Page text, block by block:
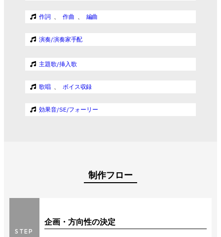
作詞 作曲 編曲
演奏/演奏家手配
主題歌/挿入歌
歌唱 ボイス収録
効果音/SE/フォーリー
制作フロー
STEP
企画・方向性の決定